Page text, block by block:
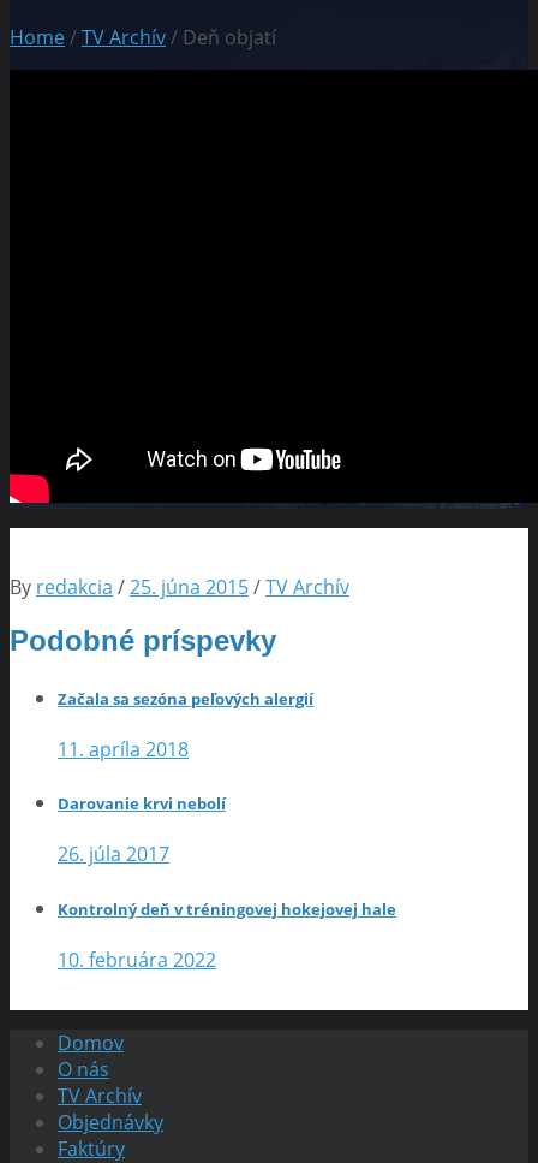
Home/TV Archív/ Deň objatí
By redakcia /25. júna 2015/TV Archív
Podobné príspevky
Začala sa sezóna peľových alergií
11. apríla 2018
Darovanie krvi nebolí
26. júla 2017
Kontrolný deň v tréningovej hokejovej hale
10. februára 2022
Domov
O nás
TV Archív
Objednávky
Faktúry